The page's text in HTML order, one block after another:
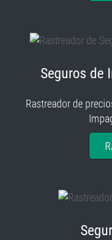
Seguros de
Rastreador de